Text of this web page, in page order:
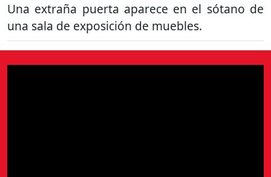
Una extraña puerta aparece en el sótano de
una sala de exposición de muebles.